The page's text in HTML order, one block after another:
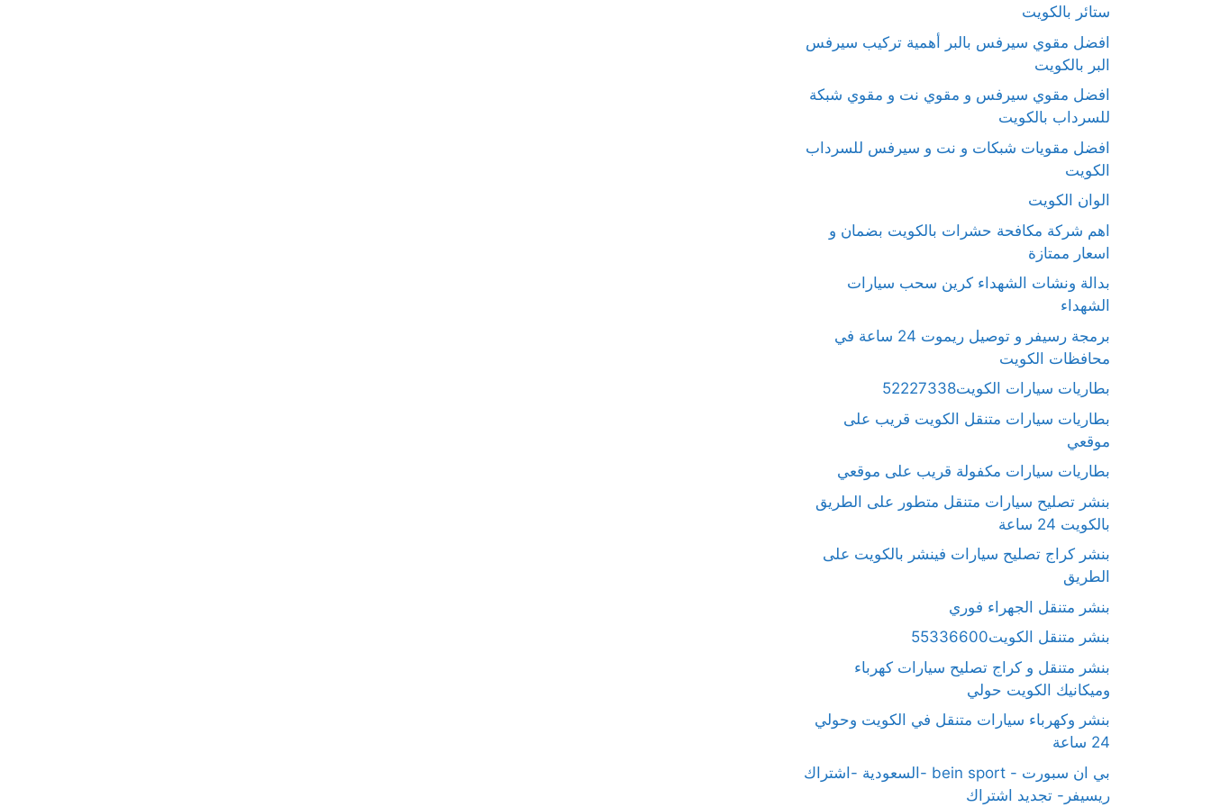
ستائر بالكويت
افضل مقوي سيرفس بالبر أهمية تركيب سيرفس
البر بالكويت
افضل مقوي سيرفس و مقوي نت و مقوي شبكة
للسرداب بالكويت
افضل مقويات شبكات و نت و سيرفس للسرداب
الكويت
الوان الكويت
اهم شركة مكافحة حشرات بالكويت بضمان و
اسعار ممتازة
بدالة ونشات الشهداء كرين سحب سيارات
الشهداء
برمجة رسيفر و توصيل ريموت 24 ساعة في
محافظات الكويت
بطاريات سيارات الكويت52227338
بطاريات سيارات متنقل الكويت قريب على
موقعي
بطاريات سيارات مكفولة قريب على موقعي
بنشر تصليح سيارات متنقل متطور على الطريق
بالكويت 24 ساعة
بنشر كراج تصليح سيارات فينشر بالكويت على
الطريق
بنشر متنقل الجهراء فوري
بنشر متنقل الكويت55336600
بنشر متنقل و كراج تصليح سيارات كهرباء
وميكانيك الكويت حولي
بنشر وكهرباء سيارات متنقل في الكويت وحولي
24 ساعة
بي ان سبورت - bein sport -السعودية -اشتراك
ريسيفر- تجديد اشتراك